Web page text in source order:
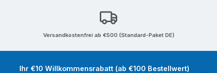
Versandkostenfrei ab €500 (Standard-Paket DE)
Ihr €10 Willkommensrabatt (ab €100 Bestellwert)